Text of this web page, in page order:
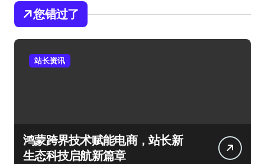
您错过了
站长资讯
鸿蒙跨界技术赋能电商，站长新
生态科技启航新篇章